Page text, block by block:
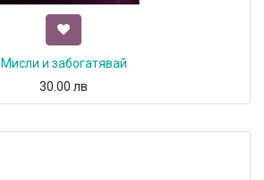
Мисли и забогатявай
30.00 лв